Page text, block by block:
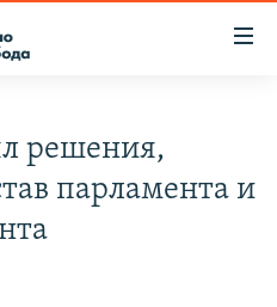
решения,
парламента и